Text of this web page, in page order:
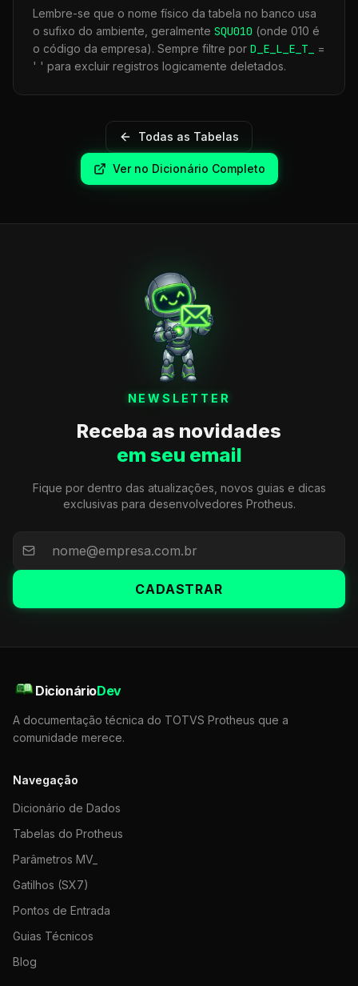
Lembre-se que o nome físico da tabela no banco usa
o sufixo do ambiente, geralmente SQU010 (onde 010 é
o código da empresa). Sempre filtre por D_E_L_E_T_
=
' ' para excluir registros logicamente deletados.
Todas as Tabelas
Ver no Dicionário Completo
NEWSLETTER
Receba as novidades
em seu email
Fique por dentro das atualizações, novos guias e dicas
exclusivas para desenvolvedores Protheus.
CADASTRAR
DicionárioDev
A documentação técnica do TOTVS Protheus que a
comunidade merece.
Navegação
Dicionário de Dados
Tabelas do Protheus
Parâmetros MV_
Gatilhos (SX7)
Pontos de Entrada
Guias Técnicos
Blog